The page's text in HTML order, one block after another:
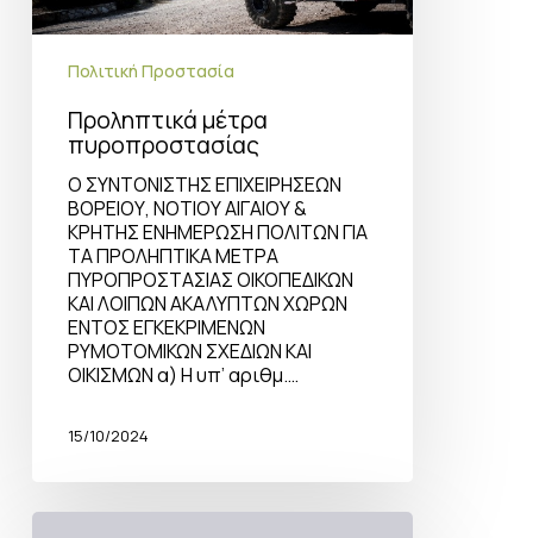
Πολιτική Προστασία
Προληπτικά μέτρα
πυροπροστασίας
Ο ΣΥΝΤΟΝΙΣΤΗΣ ΕΠΙΧΕΙΡΗΣΕΩΝ
ΒΟΡΕΙΟΥ, ΝΟΤΙΟΥ ΑΙΓΑΙΟΥ &
ΚΡΗΤΗΣ ΕΝΗΜΕΡΩΣΗ ΠΟΛΙΤΩΝ ΓΙΑ
ΤΑ ΠΡΟΛΗΠΤΙΚΑ ΜΕΤΡΑ
ΠΥΡΟΠΡΟΣΤΑΣΙΑΣ ΟΙΚΟΠΕΔΙΚΩΝ
ΚΑΙ ΛΟΙΠΩΝ ΑΚΑΛΥΠΤΩΝ ΧΩΡΩΝ
ΕΝΤΟΣ ΕΓΚΕΚΡΙΜΕΝΩΝ
ΡΥΜΟΤΟΜΙΚΩΝ ΣΧΕΔΙΩΝ ΚΑΙ
ΟΙΚΙΣΜΩΝ α) Η υπ’ αριθμ.…
15/10/2024
Μήνυμα